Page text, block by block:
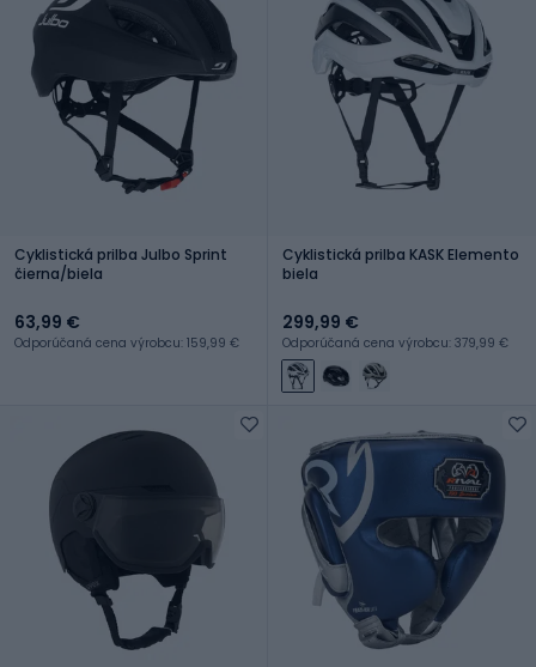
Cyklistická prilba Julbo Sprint
čierna/biela
63,99 €
Odporúčaná cena výrobcu: 159,99 €
Cyklistická prilba KASK Elemento
biela
299,99 €
Odporúčaná cena výrobcu: 379,99 €